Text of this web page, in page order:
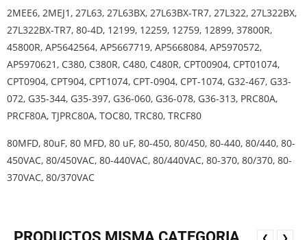
2MEE6, 2MEJ1, 27L63, 27L63BX, 27L63BX-TR7, 27L322, 27L322BX,
27L322BX-TR7, 80-4D, 12199, 12259, 12759, 12899, 37800R,
45800R, AP5642564, AP5667719, AP5668084, AP5970572,
AP5970621, C380, C380R, C480, C480R, CPT00904, CPT01074,
CPT0904, CPT904, CPT1074, CPT-0904, CPT-1074, G32-467, G33-
072, G35-344, G35-397, G36-060, G36-078, G36-313, PRC80A,
PRCF80A, TJPRC80A, TOC80, TRC80, TRCF80
80MFD, 80uF, 80 MFD, 80 uF, 80-450, 80/450, 80-440, 80/440, 80-
450VAC, 80/450VAC, 80-440VAC, 80/440VAC, 80-370, 80/370, 80-
370VAC, 80/370VAC
❮ ❯